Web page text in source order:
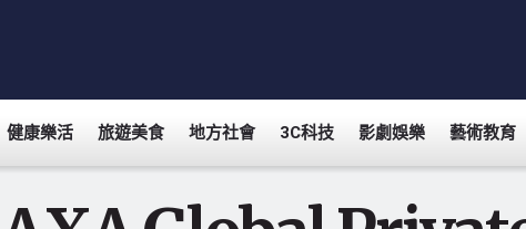
健康樂活 旅遊美食 地方社會 3C科技 影劇娛樂 藝術教育